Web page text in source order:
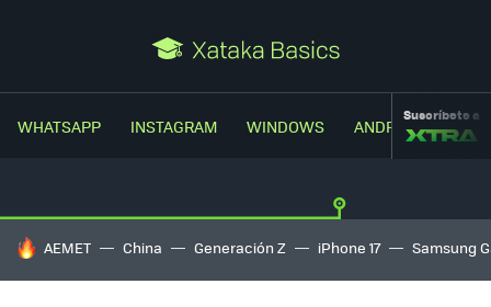
WHATSAPP INSTAGRAM WINDOWS ANDROIDSuscríbete a
HOY SE HABLA DE
AEMET China Generación Z iPhone 17 Samsung